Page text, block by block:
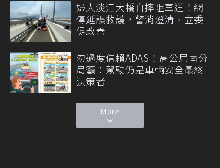
婦人淡江大橋自摔阻車道！網
傳延誤救護，警消澄清、立委
促改善
勿過度信賴ADAS！高公局南分
局籲：駕駛仍是車輛安全最終
決策者
More